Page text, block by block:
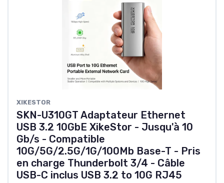
XIKESTOR
SKN-U310GT Adaptateur Ethernet
USB 3.2 10GbE XikeStor - Jusqu'à 10
Gb/s - Compatible
10G/5G/2.5G/1G/100Mb Base-T - Pris
en charge Thunderbolt 3/4 - Câble
USB-C inclus USB 3.2 to 10G RJ45